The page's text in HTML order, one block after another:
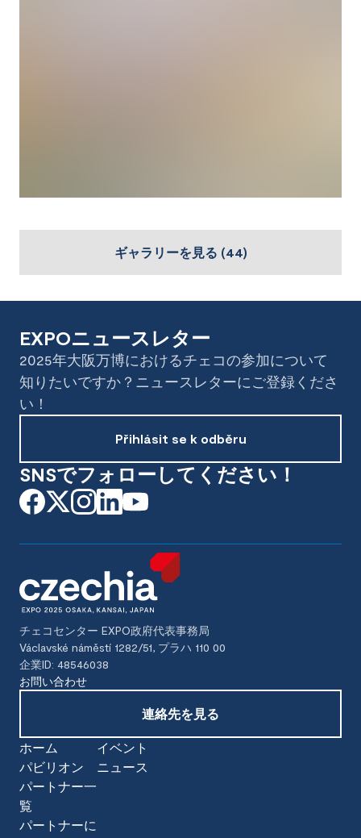
ギャラリーを見る (44)
EXPOニュースレター
2025年大阪万博におけるチェコの参加について
知りたいですか？ニュースレターにご登録くださ
い！
Přihlásit se k odběru
SNSでフォローしてください！
チェコセンター EXPO政府代表事務局
Václavské náměstí 1282/51, プラハ 110 00
企業ID: 48546038
お問い合わせ
連絡先を見る
ホーム
パビリオン
パートナー一
覧
パートナーに
イベント
ニュース